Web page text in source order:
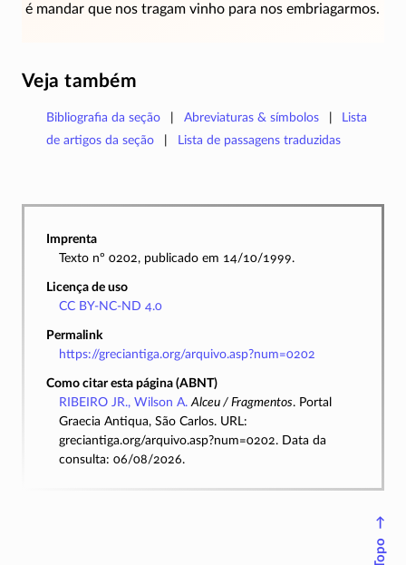
é mandar que nos tragam vinho para nos embriagarmos.
Veja também
Bibliografia da seção Abreviaturas & símbolos
Lista
de artigos da seção
Lista de passagens traduzidas
Imprenta
Texto nº 0202, publicado em 14/10/1999.
Licença de uso
CC BY-NC-ND 4.0
Permalink
https://greciantiga.org/arquivo.asp?num=0202
Como citar esta página (ABNT)
RIBEIRO JR., Wilson A. Alceu / Fragmentos. Portal
Graecia Antiqua, São Carlos. URL:
greciantiga.org/arquivo.asp?num=0202. Data da
consulta: 06/08/2026.
↑
Topo